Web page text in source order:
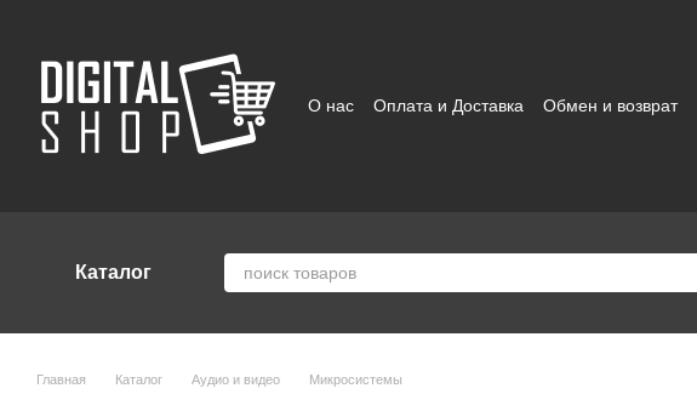
О нас Оплата и Доставка Обмен и возврат
Каталог
Главная Каталог Аудио и видео Микросистемы